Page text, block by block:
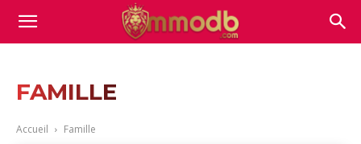
Mmodb.com
FAMILLE
Accueil Famille